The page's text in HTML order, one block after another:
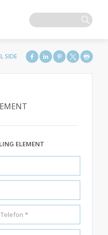
ELEMENT